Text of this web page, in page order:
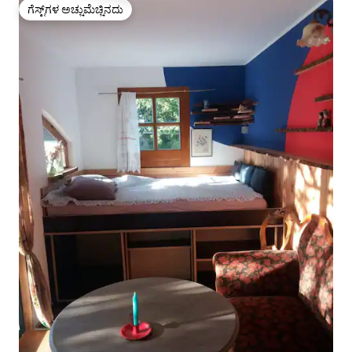
ಗೆಸ್ಟ್‌ಗಳ ಅಚ್ಚುಮೆಚ್ಚಿನದು
ಗೆಸ್ಟ್‌ಗಳ ಅಚ್ಚುಮೆಚ್ಚಿನದು